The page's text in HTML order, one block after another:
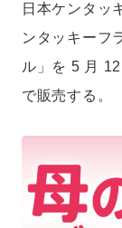
日本ケンタッ
ンタッキーフ
ル」を 5 月
で販売する。